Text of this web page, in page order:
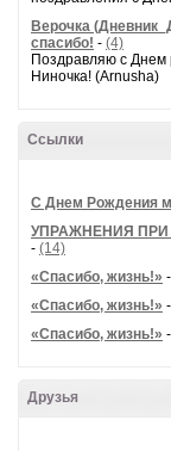
Верочка
спасибо! - (4)
Поздравляю с Днем
Ниночка! (Arnusha)
Ссылки
С Днем Рождения
УПРАЖНЕНИЯ
- (14)
«Спасибо, жизнь!» -
«Спасибо, жизнь!» -
«Спасибо, жизнь!» -
Друзья